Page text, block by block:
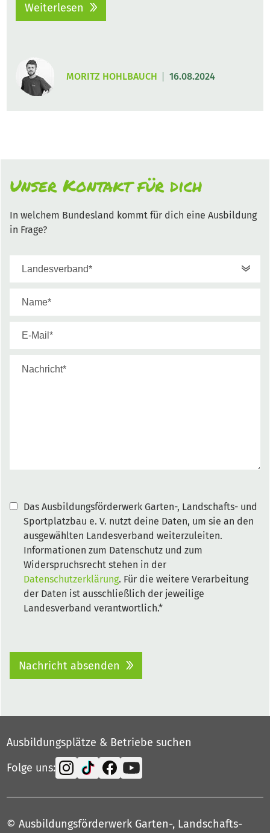
Weiterlesen
MORITZ HOHLBAUCH 16.08.2024
Unser Kontakt für dich
In welchem Bundesland kommt für dich eine Ausbildung
in Frage?
Das Ausbildungsförderwerk Garten-, Landschafts- und
Sportplatzbau e. V. nutzt deine Daten, um sie an den
ausgewählten Landesverband weiterzuleiten.
Informationen zum Datenschutz und zum
Widerspruchsrecht stehen in der
Datenschutzerklärung. Für die weitere Verarbeitung
der Daten ist ausschließlich der jeweilige
Landesverband verantwortlich.*
Nachricht absenden
Ausbildungsplätze & Betriebe suchen
Folge uns:
© Ausbildungsförderwerk Garten-, Landschafts-